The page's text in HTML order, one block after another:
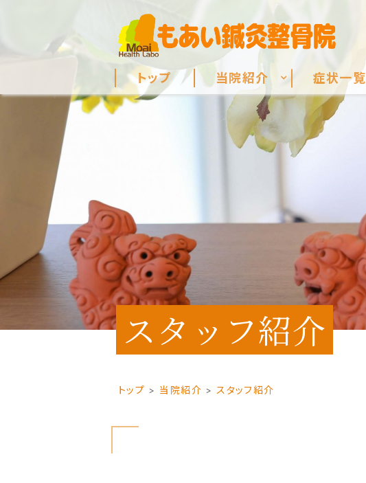
トップ 当院紹介 症状一覧
スタッフ紹介
トップ 当院紹介 スタッフ紹介